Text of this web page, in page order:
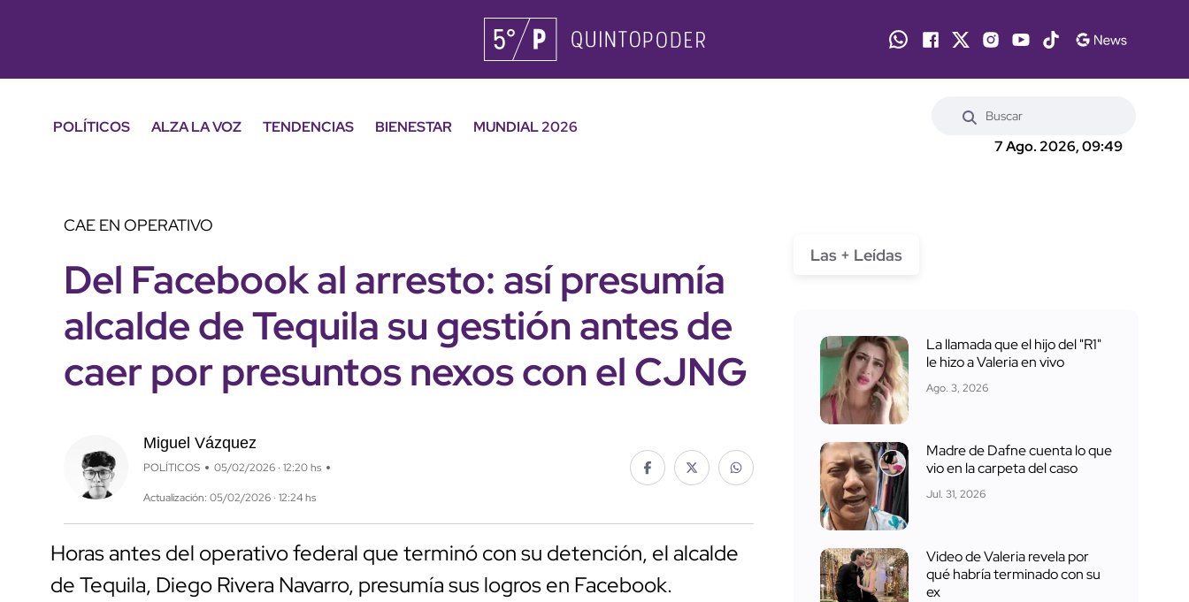
POLÍTICOS ALZA LA VOZ TENDENCIAS BIENESTAR
MUNDIAL 2026
7 Ago. 2026, 09:49
CAE EN OPERATIVO
Del Facebook al arresto: así presumía
alcalde de Tequila su gestión antes de
caer por presuntos nexos con el CJNG
Miguel Vázquez
POLÍTICOS 05/02/2026 · 12:20 hs
Actualización: 05/02/2026 · 12:24 hs
Horas antes del operativo federal que terminó con su detención, el alcalde
de Tequila, Diego Rivera Navarro, presumía sus logros en Facebook.
Las + Leídas
La llamada que el hijo del "R1"
le hizo a Valeria en vivo
Ago. 3, 2026
Madre de Dafne cuenta lo que
vio en la carpeta del caso
Jul. 31, 2026
Video de Valeria revela por
qué habría terminado con su
ex